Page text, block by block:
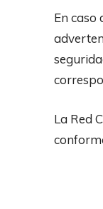
En caso
La Red